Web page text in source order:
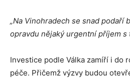
„Na Vinohradech se snad podaří
opravdu nějaký urgentní příjem s
Investice podle Válka zamíří i do
péče. Přičemž výzvy budou